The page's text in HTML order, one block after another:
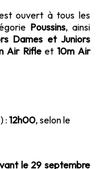
ouvert à tous les
Poussins, ainsi
Dames et Juniors
Air Rifleet 10m Air
: 12h00, selon le
le 29 septembre